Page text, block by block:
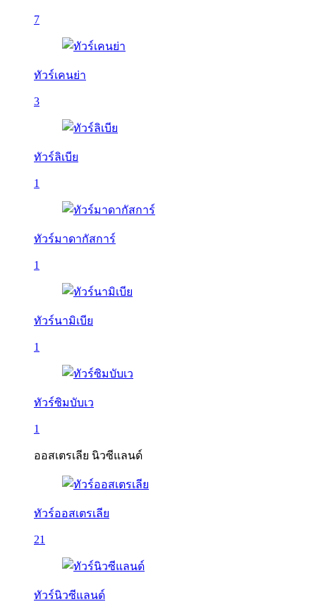
7
ทัวร์เคนย่า
3
ทัวร์ลิเบีย
1
ทัวร์มาดากัสการ์
1
ทัวร์นามิเบีย
1
ทัวร์ซิมบับเว
1
ออสเตรเลีย นิวซีแลนด์
ทัวร์ออสเตรเลีย
21
ทัวร์นิวซีแลนด์